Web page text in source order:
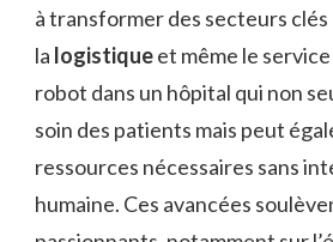
à transformer des secteurs clés
la logistiqueet même le
robot dans un hôpital qui non
soin des patients mais peut
ressources nécessaires sans
humaine. Ces avancées